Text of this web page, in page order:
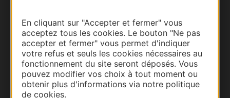
En cliquant sur "Accepter et fermer" vous
acceptez tous les cookies. Le bouton "Ne pas
accepter et fermer" vous permet d'indiquer
votre refus et seuls les cookies nécessaires au
fonctionnement du site seront déposés. Vous
pouvez modifier vos choix à tout moment ou
obtenir plus d'informations via notre politique
de cookies.